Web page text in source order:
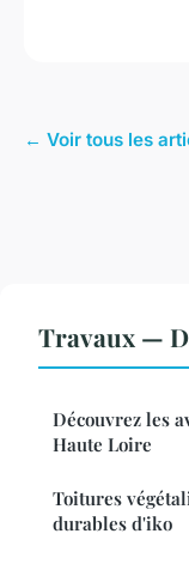
← Voir tous les
Travaux —
Découvrez les
Haute Loire
Toitures
durables d'iko